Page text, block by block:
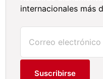
internacionales más
Suscribirse